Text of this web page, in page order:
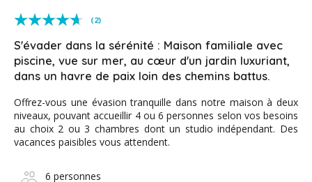
(2)
S'évader dans la sérénité : Maison familiale avec
piscine, vue sur mer, au cœur d'un jardin luxuriant,
dans un havre de paix loin des chemins battus.
Offrez-vous une évasion tranquille dans notre maison à deux
niveaux, pouvant accueillir 4 ou 6 personnes selon vos besoins
au choix 2 ou 3 chambres dont un studio indépendant. Des
vacances paisibles vous attendent.
6 personnes